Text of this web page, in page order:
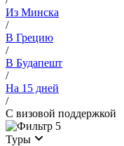
Из Минска
/
В Грецию
/
В Будапешт
/
На 15 дней
/
С визовой поддержкой
5
Туры